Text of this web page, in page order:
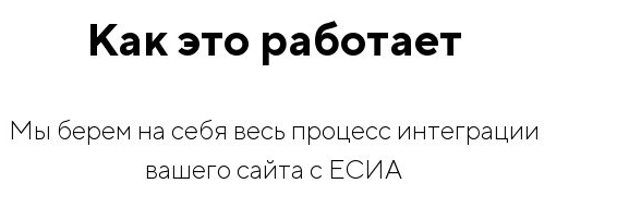
Как это работает
Мы берем на себя весь процесс интеграции
вашего сайта с ЕСИА